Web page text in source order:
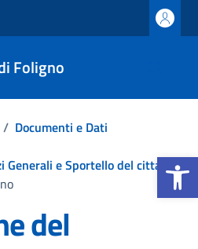
Apri la
Foligno
/ Documenti e Dati
Generali e Sportello del cittadino
del